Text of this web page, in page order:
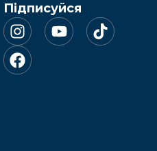
Підписуйся